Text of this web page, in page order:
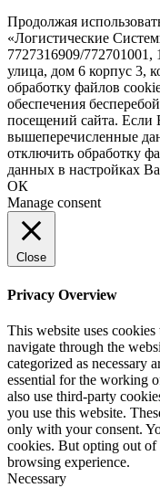
Продолжая
«Логистические
7727316909/772701001,
улица, дом 6 корпус 3,
обработку файлов
обеспечения
посещений сайта.
вышеперечисленные
отключить обработку
данных в настройках
ОК
Manage consent
Close
Privacy Overview
This website uses
navigate through the
categorized as necessary
essential for the working
also use third-party
you use this website.
only with your consent.
cookies. But opting out of
browsing experience.
Necessary